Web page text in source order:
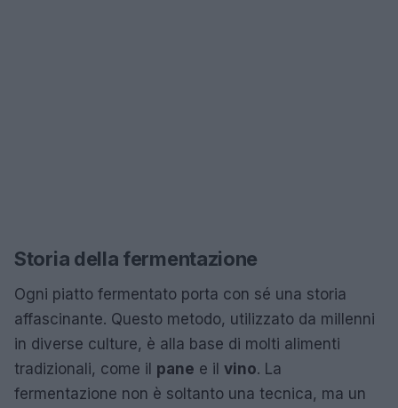
Storia della fermentazione
Ogni piatto fermentato porta con sé una storia
affascinante. Questo metodo, utilizzato da millenni
in diverse culture, è alla base di molti alimenti
tradizionali, come il pane e il vino. La
fermentazione non è soltanto una tecnica, ma un